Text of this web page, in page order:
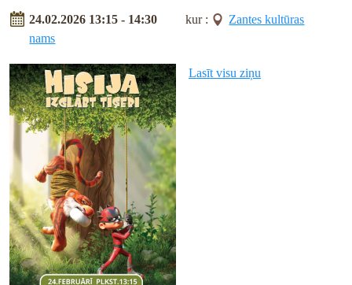
24.02.2026 13:15 - 14:30 kur :
Zantes kultūras
nams
Lasīt visu ziņu